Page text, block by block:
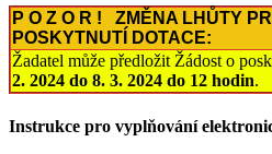
P O Z O R ! ZMĚNA LHŮTY
POSKYTNUTÍ DOTACE:
Žadatel může předložit Žádost o
2. 2024 do 8. 3. 2024 do 12 hodin.
Instrukce pro vyplňování